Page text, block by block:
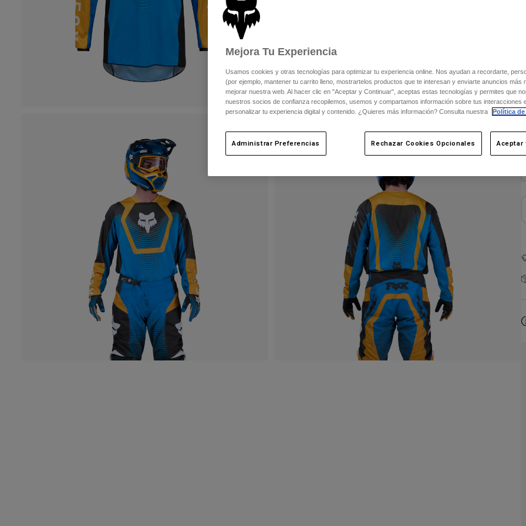
Mejora Tu Experiencia
Usamos cookies y otras tecnologías para optimizar tu experiencia online. Nos ayudan a recordarte,
(por ejemplo, mantener tu carrito lleno, mostrartelos productos que te interesan y enviarte anuncios más
mejorar nuestra web. Al hacer clic en "Aceptar y Continuar", aceptas estas tecnologías y permites que
nuestros socios de confianza recopilemos, usemos y compartamos información sobre tus interacciones
personalizar tu experiencia digital y contenido. ¿Quieres más información? Consulta nuestra
Política de
Administrar Preferencias Rechazar Cookies Opcionales Aceptar